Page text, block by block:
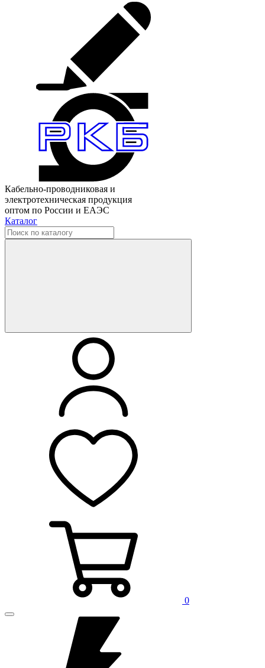
Кабельно-проводниковая и
электротехническая продукция
оптом по России и ЕАЭС
Каталог
0